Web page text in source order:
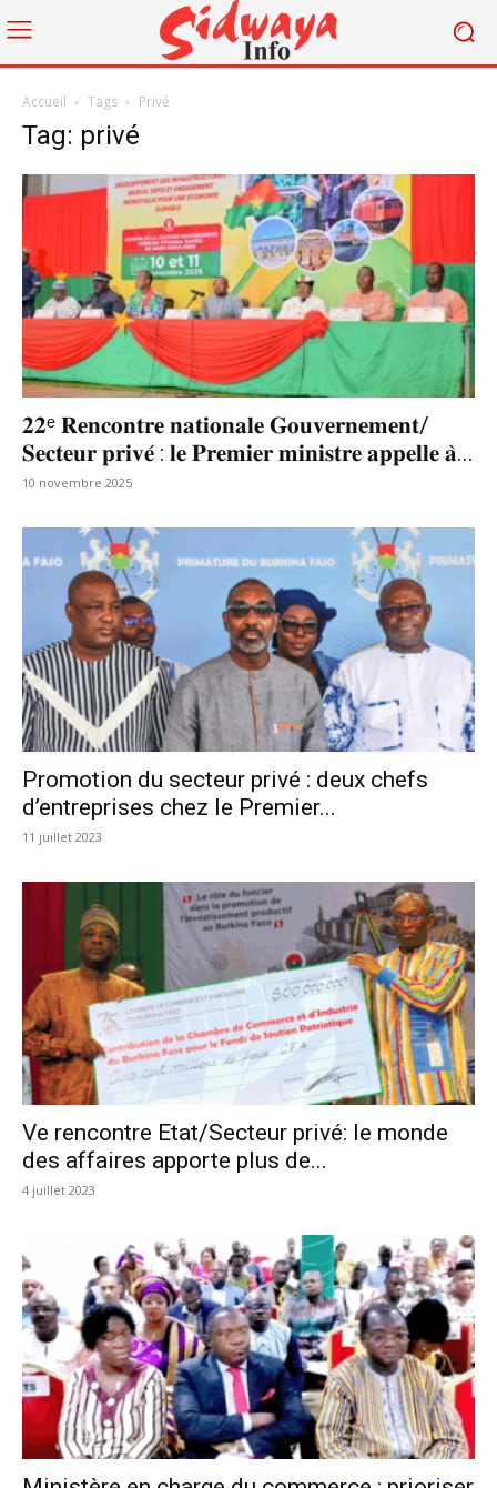
Accueil Tags Privé
Tag: privé
𝟐𝟐ᵉ 𝐑𝐞𝐧𝐜𝐨𝐧𝐭𝐫𝐞 𝐧𝐚𝐭𝐢𝐨𝐧𝐚𝐥𝐞 𝐆𝐨𝐮𝐯𝐞𝐫𝐧𝐞𝐦𝐞𝐧𝐭/
𝐒𝐞𝐜𝐭𝐞𝐮𝐫 𝐩𝐫𝐢𝐯𝐞́ : 𝐥𝐞 𝐏𝐫𝐞𝐦𝐢𝐞𝐫 𝐦𝐢𝐧𝐢𝐬𝐭𝐫𝐞 𝐚𝐩𝐩𝐞𝐥𝐥𝐞 𝐚̀...
10 novembre 2025
Promotion du secteur privé : deux chefs
d’entreprises chez le Premier...
11 juillet 2023
Ve rencontre Etat/Secteur privé: le monde
des affaires apporte plus de...
4 juillet 2023